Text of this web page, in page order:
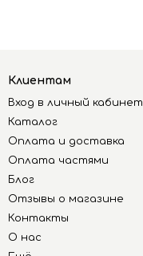
Клиентам
Вход в личный кабинет
Каталог
Оплата и доставка
Оплата частями
Блог
Отзывы о магазине
Контакты
О нас